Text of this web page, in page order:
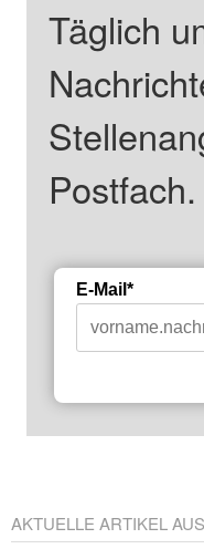
Täglich
Postfach.
E-Mail*
AKTUELLE ARTIKEL